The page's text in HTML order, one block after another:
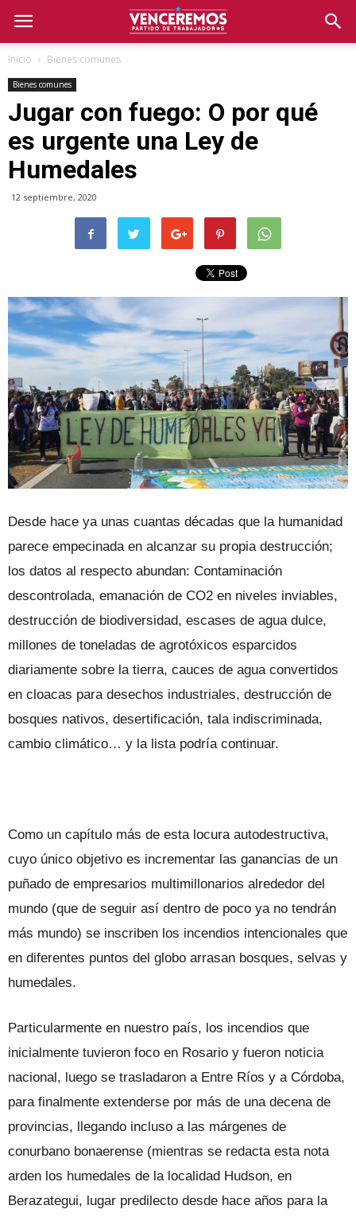
Inicio Bienes comunes
Bienes comunes
Jugar con fuego: O por qué
es urgente una Ley de
Humedales
12 septiembre, 2020
Desde hace ya unas cuantas décadas que la humanidad
parece empecinada en alcanzar su propia destrucción;
los datos al respecto abundan: Contaminación
descontrolada, emanación de CO2 en niveles inviables,
destrucción de biodiversidad, escases de agua dulce,
millones de toneladas de agrotóxicos esparcidos
diariamente sobre la tierra, cauces de agua convertidos
en cloacas para desechos industriales, destrucción de
bosques nativos, desertificación, tala indiscriminada,
cambio climático… y la lista podría continuar.
Como un capítulo más de esta locura autodestructiva,
cuyo único objetivo es incrementar las ganancias de un
puñado de empresarios multimillonarios alrededor del
mundo (que de seguir así dentro de poco ya no tendrán
más mundo) se inscriben los incendios intencionales que
en diferentes puntos del globo arrasan bosques, selvas y
humedales.
Particularmente en nuestro país, los incendios que
inicialmente tuvieron foco en Rosario y fueron noticia
nacional, luego se trasladaron a Entre Ríos y a Córdoba,
para finalmente extenderse por más de una decena de
provincias, llegando incluso a las márgenes de
conurbano bonaerense (mientras se redacta esta nota
arden los humedales de la localidad Hudson, en
Berazategui, lugar predilecto desde hace años para la